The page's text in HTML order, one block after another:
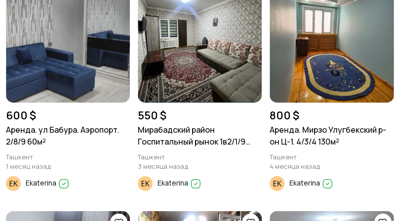
600 $
Аренда. ул Бабура. Аэропорт.
2/8/9 60м²
Ташкент
1 месяц назад
Ekaterina
550 $
Мирабадский район
Госпитальный рынок 1в2/1/9
38м²
Ташкент
3 месяца назад
Ekaterina
800 $
Аренда. Мирзо Улугбекский р-
он Ц-1. 4/3/4 130м²
Ташкент
4 месяца назад
Ekaterina